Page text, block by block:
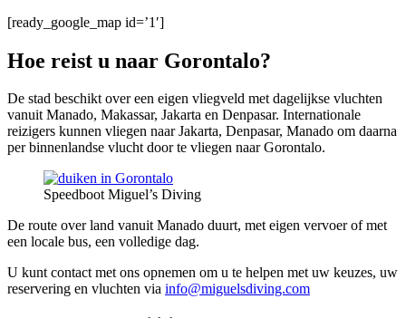
[ready_google_map id=’1′]
Hoe reist u naar Gorontalo?
De stad beschikt over een eigen vliegveld met dagelijkse vluchten
vanuit Manado, Makassar, Jakarta en Denpasar. Internationale
reizigers kunnen vliegen naar Jakarta, Denpasar, Manado om daarna
per binnenlandse vlucht door te vliegen naar Gorontalo.
Speedboot Miguel’s Diving
De route over land vanuit Manado duurt, met eigen vervoer of met
een locale bus, een volledige dag.
U kunt contact met ons opnemen om u te helpen met uw keuzes, uw
reservering en vluchten via info@miguelsdiving.com